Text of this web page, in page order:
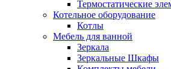
Термостатические
Котельное оборудование
Котлы
Мебель для ванной
Зеркала
Зеркальные Шкафы